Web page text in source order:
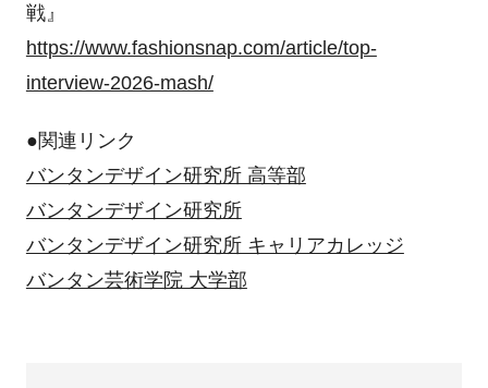
戦』
https://www.fashionsnap.com/article/top-
interview-2026-mash/
●関連リンク
バンタンデザイン研究所 高等部
バンタンデザイン研究所
バンタンデザイン研究所 キャリアカレッジ
バンタン芸術学院 大学部